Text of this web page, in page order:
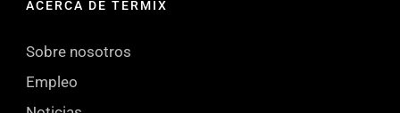
ACERCA DE TERMIX
Sobre nosotros
Empleo